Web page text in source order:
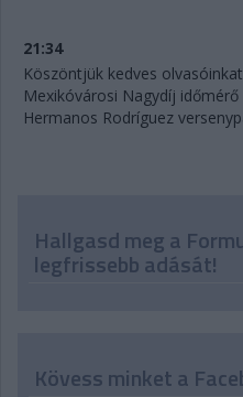
21:34
Köszöntjük kedves
Mexikóvárosi Nagydíj
Hermanos Rodríguez
Hallgasd meg a
legfrissebb adását!
Kövess minket a